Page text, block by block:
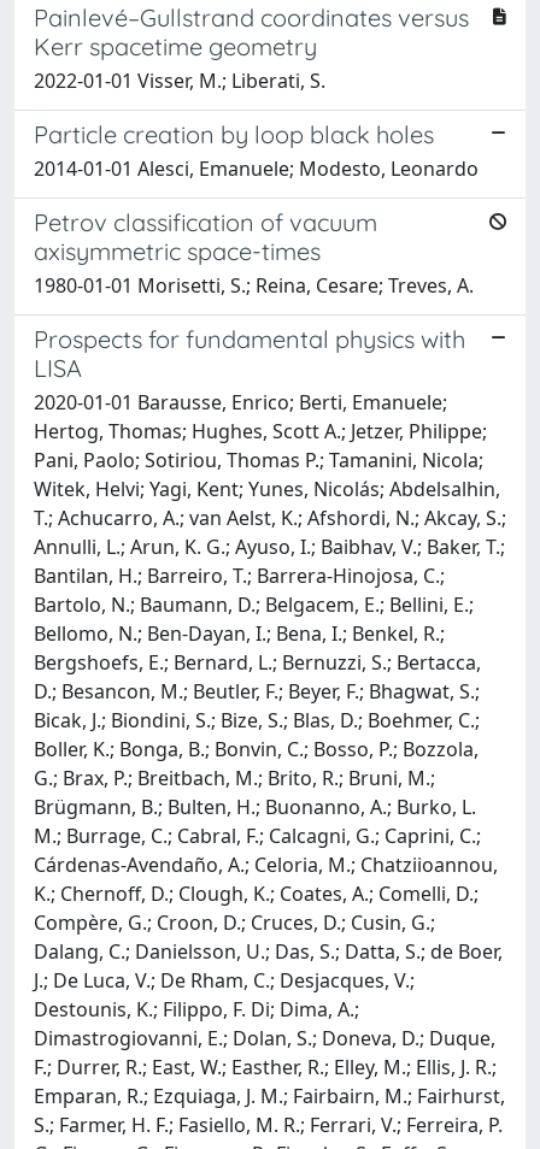
Painlevé–Gullstrand coordinates versus
Kerr spacetime geometry
2022-01-01 Visser, M.; Liberati, S.
Particle creation by loop black holes
2014-01-01 Alesci, Emanuele; Modesto, Leonardo
Petrov classification of vacuum
axisymmetric space-times
1980-01-01 Morisetti, S.; Reina, Cesare; Treves, A.
Prospects for fundamental physics with
LISA
2020-01-01 Barausse, Enrico; Berti, Emanuele;
Hertog, Thomas; Hughes, Scott A.; Jetzer, Philippe;
Pani, Paolo; Sotiriou, Thomas P.; Tamanini, Nicola;
Witek, Helvi; Yagi, Kent; Yunes, Nicolás; Abdelsalhin,
T.; Achucarro, A.; van Aelst, K.; Afshordi, N.; Akcay, S.;
Annulli, L.; Arun, K. G.; Ayuso, I.; Baibhav, V.; Baker, T.;
Bantilan, H.; Barreiro, T.; Barrera-Hinojosa, C.;
Bartolo, N.; Baumann, D.; Belgacem, E.; Bellini, E.;
Bellomo, N.; Ben-Dayan, I.; Bena, I.; Benkel, R.;
Bergshoefs, E.; Bernard, L.; Bernuzzi, S.; Bertacca,
D.; Besancon, M.; Beutler, F.; Beyer, F.; Bhagwat, S.;
Bicak, J.; Biondini, S.; Bize, S.; Blas, D.; Boehmer, C.;
Boller, K.; Bonga, B.; Bonvin, C.; Bosso, P.; Bozzola,
G.; Brax, P.; Breitbach, M.; Brito, R.; Bruni, M.;
Brügmann, B.; Bulten, H.; Buonanno, A.; Burko, L.
M.; Burrage, C.; Cabral, F.; Calcagni, G.; Caprini, C.;
Cárdenas-Avendaño, A.; Celoria, M.; Chatziioannou,
K.; Chernoff, D.; Clough, K.; Coates, A.; Comelli, D.;
Compère, G.; Croon, D.; Cruces, D.; Cusin, G.;
Dalang, C.; Danielsson, U.; Das, S.; Datta, S.; de Boer,
J.; De Luca, V.; De Rham, C.; Desjacques, V.;
Destounis, K.; Filippo, F. Di; Dima, A.;
Dimastrogiovanni, E.; Dolan, S.; Doneva, D.; Duque,
F.; Durrer, R.; East, W.; Easther, R.; Elley, M.; Ellis, J. R.;
Emparan, R.; Ezquiaga, J. M.; Fairbairn, M.; Fairhurst,
S.; Farmer, H. F.; Fasiello, M. R.; Ferrari, V.; Ferreira, P.